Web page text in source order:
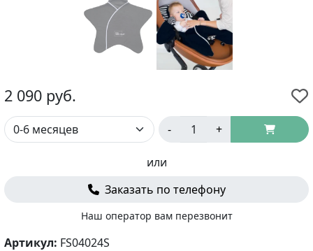
2 090 руб.
- +
или
Заказать по телефону
Наш оператор вам перезвонит
Артикул: FS04024S